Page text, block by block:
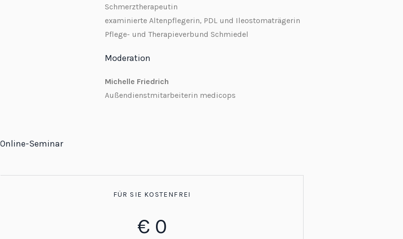
Schmerztherapeutin
examinierte Altenpflegerin, PDL und Ileostomaträgerin
Pflege- und Therapieverbund Schmiedel
Moderation
Michelle Friedrich
Außendienstmitarbeiterin medicops
Online-Seminar
FÜR SIE KOSTENFREI
€ 0